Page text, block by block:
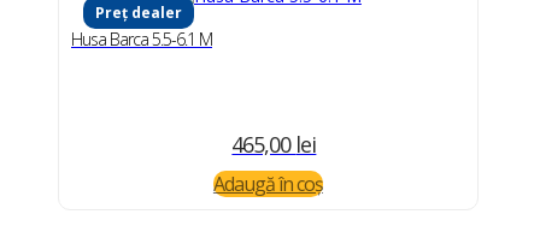
Preț dealer
Husa Barca 5.5-6.1 M
465,00 lei
Adaugă în coș